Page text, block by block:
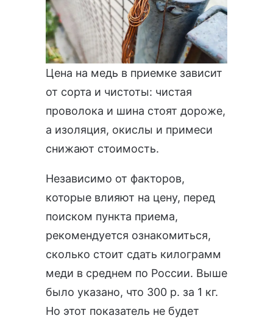
Цена на медь в приемке зависит
от сорта и чистоты: чистая
проволока и шина стоят дороже,
а изоляция, окислы и примеси
снижают стоимость.
Независимо от факторов,
которые влияют на цену, перед
поиском пункта приема,
рекомендуется ознакомиться,
сколько стоит сдать килограмм
меди в среднем по России. Выше
было указано, что 300 р. за 1 кг.
Но этот показатель не будет